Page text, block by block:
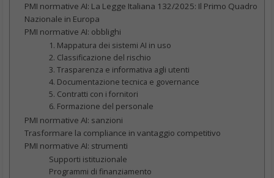
PMI normative AI: La Legge Italiana 132/2025: Il Primo Quadro
Nazionale in Europa
PMI normative AI: obblighi
1. Mappatura dei sistemi AI in uso
2. Classificazione del rischio
3. Trasparenza e informativa agli utenti
4. Documentazione tecnica e governance
5. Contratti con i fornitori
6. Formazione del personale
PMI normative AI: sanzioni
Trasformare la compliance in vantaggio competitivo
PMI normative AI: strumenti
Supporti istituzionale
Programmi di finanziamento